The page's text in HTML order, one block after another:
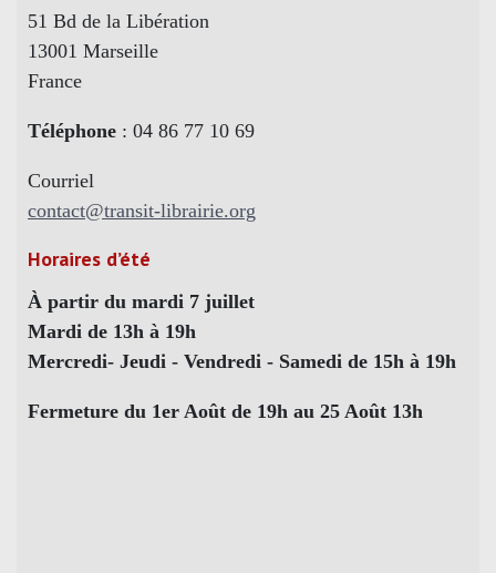
51 Bd de la Libération
13001 Marseille
France
Téléphone : 04 86 77 10 69
Courriel
contact@transit-librairie.org
Horaires d’été
À partir du mardi 7 juillet
Mardi de 13h à 19h
Mercredi- Jeudi - Vendredi - Samedi de 15h à 19h
Fermeture du 1er Août de 19h au 25 Août 13h